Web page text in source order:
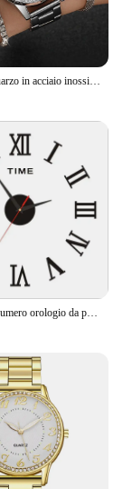
Orologio al quarzo in acciaio inossidabile Color argento moda donna e Set di gioielli con perline d'argento
3D specchio numero orologio da parete adesivi 40cm Design moderno orologi da parete digitali fai da te per la casa arte soggiorno ufficio decorazione orologio